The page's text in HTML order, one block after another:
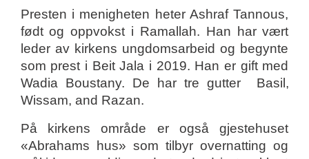
Presten i menigheten heter Ashraf Tannous,
født og oppvokst i Ramallah. Han har vært
leder av kirkens ungdomsarbeid og begynte
som prest i Beit Jala i 2019. Han er gift med
Wadia Boustany. De har tre gutter
Basil,
Wissam, and Razan.
På kirkens område er også gjestehuset
«Abrahams hus» som tilbyr overnatting og